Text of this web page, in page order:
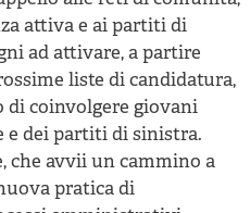
attiva e ai partiti di
ad attivare, a partire
liste di candidatura,
coinvolgere giovani
e dei partiti di sinistra.
che avvii un cammino a
pratica di